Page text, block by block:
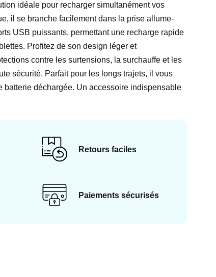
idéale pour recharger simultanément vos
il se branche facilement dans la prise allume-
USB puissants, permettant une recharge rapide
Profitez de son design léger et
contre les surtensions, la surchauffe et les
sécurité. Parfait pour les longs trajets, il vous
batterie déchargée. Un accessoire indispensable
Retours faciles
Paiements sécurisés